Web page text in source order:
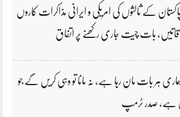
پاکستان کے ثالثوں کی امریکی و ایرانی مذاکرات کاروں
بات چیت جاری رکھنے پر اتفاق
ہر بات مان رہا ہے، نہ مانا تو وہی کریں گے جو
ہے، صدر ٹرمپ